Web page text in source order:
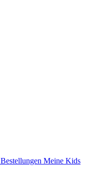
Bestellungen Meine Kids